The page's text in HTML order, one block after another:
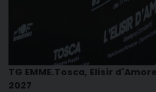
TG EMME.Tosca, Elisir
2027